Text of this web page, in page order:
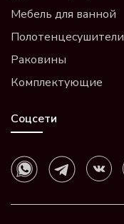
Мебель для ванной
Полотенцесушители
Раковины
Комплектующие
Соцсети